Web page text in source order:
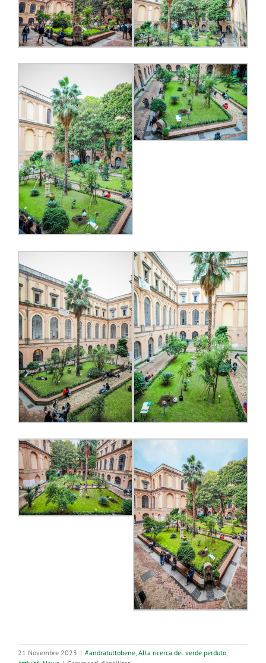
21 Novembre 2023 | #andratuttobene Alla ricerca del verde perduto